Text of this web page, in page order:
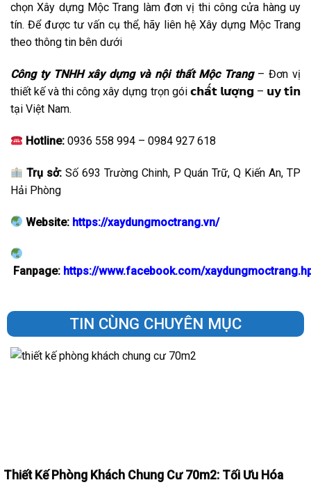
chọn Xây dựng Mộc Trang làm đơn vị thi công cửa hàng uy
tín. Để được tư vấn cụ thể, hãy liên hệ Xây dựng Mộc Trang
theo thông tin bên dưới
Công ty TNHH xây dựng và nội thất Mộc Trang– Đơn vị
thiết kế và thi công xây dựng trọn gói 𝗰𝗵𝗮̂́𝘁 𝗹𝘂̛𝗼̛̣𝗻𝗴 – 𝘂𝘆 𝘁𝗶́𝗻
tại Việt Nam.
Hotline: 0936 558 994 – 0984 927 618
Trụ sở: Số 693 Trường Chinh, P Quán Trữ, Q Kiến An, TP
Hải Phòng
Website: https://xaydungmoctrang.vn/
Fanpage: https://www.facebook.com/
TIN CÙNG CHUYÊN MỤC
Thiết Kế Phòng Khách Chung Cư 70m2: Tối Ưu Hóa